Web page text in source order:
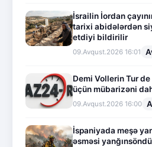
İsrailin İordan
tarixi abidələrdən
etdiyi bildirilir
09.Avqust.2026 16:01
Demi Vollerin Tur
üçün mübarizəni
09.Avqust.2026 16:00
İspaniyada meşə
əsməsi